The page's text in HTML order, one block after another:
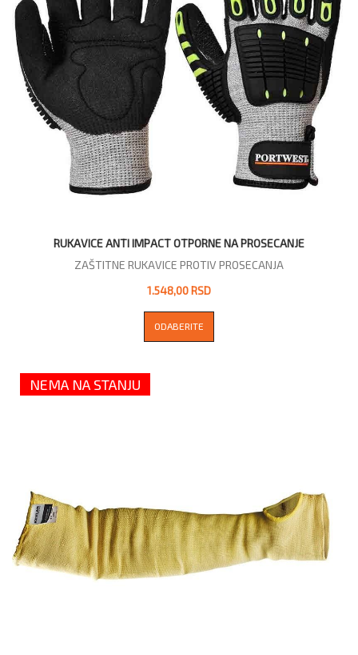
RUKAVICE ANTI IMPACT OTPORNE NA PROSECANJE
ZAŠTITNE RUKAVICE PROTIV PROSECANJA
1.548,00 RSD
ODABERITE
NEMA NA STANJU